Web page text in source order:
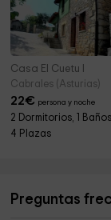
Casa El Cuetu I
Cabrales (Asturias)
22€ persona y noche
2 Dormitorios, 1
4 Plazas
Preguntas